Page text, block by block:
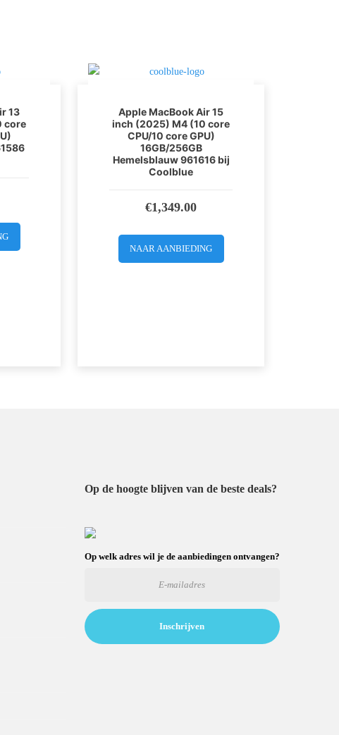
13
core
Apple MacBook Air 15
inch (2025) M4 (10 core
CPU/10 core GPU)
16GB/256GB
Hemelsblauw 961616 bij
Coolblue
€1,349.00
NAAR AANBIEDING
Op de hoogte blijven van de beste deals?
Op welk adres wil je de aanbiedingen ontvangen?